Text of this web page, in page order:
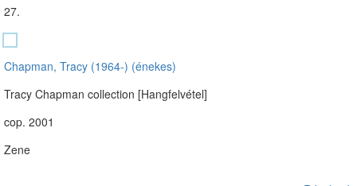
27.
Chapman, Tracy (1964-) (énekes)
Tracy Chapman collection [Hangfelvétel]
cop. 2001
Zene